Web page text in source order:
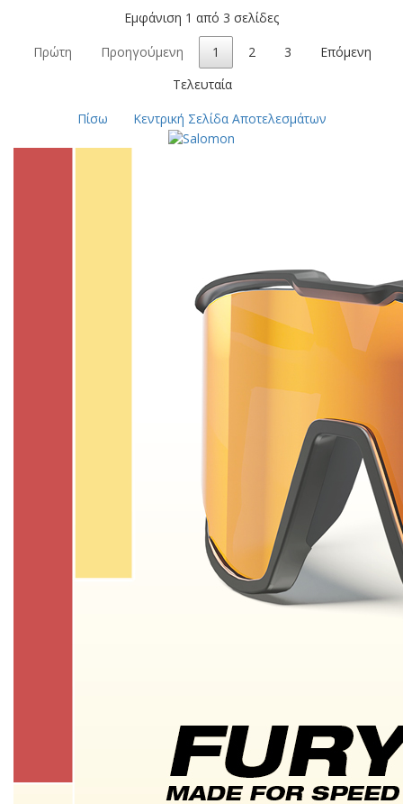
Εμφάνιση 1 από 3 σελίδες
Πρώτη Προηγούμενη 1 2 3
Επόμενη
Τελευταία
Πίσω
Κεντρική Σελίδα Αποτελεσμάτων